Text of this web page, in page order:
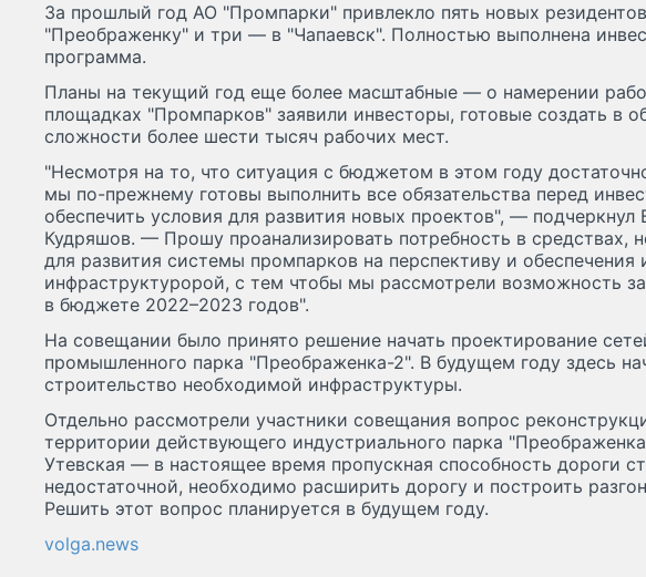
За прошлый год АО "Промпарки" привлекло пять новых
"Преображенку" и три — в "Чапаевск". Полностью выполнена
программа.
Планы на текущий год еще более масштабные — о намерении
площадках "Промпарков" заявили инвесторы, готовые создать в
сложности более шести тысяч рабочих мест.
"Несмотря на то, что ситуация с бюджетом в этом году
мы по-прежнему готовы выполнить все обязательства перед
обеспечить условия для развития новых проектов", — подчеркнул
Кудряшов. — Прошу проанализировать потребность в средствах,
для развития системы промпарков на перспективу и обеспечения
инфраструктуророй, с тем чтобы мы рассмотрели возможность
в бюджете 2022–2023 годов".
На совещании было принято решение начать проектирование
промышленного парка "Преображенка-2". В будущем году здесь
строительство необходимой инфраструктуры.
Отдельно рассмотрели участники совещания вопрос
территории действующего индустриального парка
Утевская — в настоящее время пропускная способность дороги
недостаточной, необходимо расширить дорогу и построить
Решить этот вопрос планируется в будущем году.
volga.news